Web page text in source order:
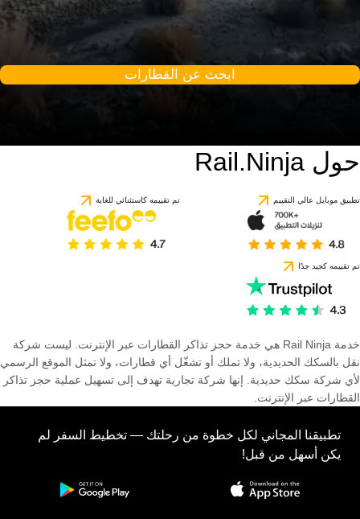
ابحث عن القطارات
حول Rail.Ninja
تطبيق موبايل عالي التقييم تم تقييمه كاستثنائي للغاية
تم تقييمه كجيد جدًا
خدمة Rail Ninja هي خدمة حجز تذاكر القطارات عبر الإنترنت. ليست شركة
نقل بالسكك الحديدية، ولا تملك أو تشغّل أي قطارات، ولا تمثل الموقع الرسمي
لأي شركة سكك حديدية. إنها شركة تجارية تهدف إلى تسهيل عملية حجز تذاكر
القطارات عبر الإنترنت.
تطبيقنا المجاني لكل خطوة من رحلتك — تخطيط السفر لم
يكن أسهل من قبل!